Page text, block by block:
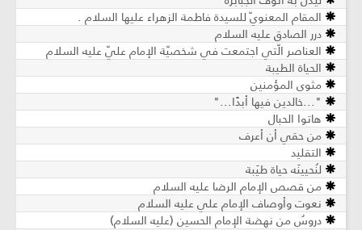
المقام المعنويّ للسيدة فاطمة الزهراء عليها السلام .
درر الصادق عليه السلام
العناصر الّتي اجتمعت في شخصيّة الإمام عليّ عليه السلام
الحياة الطيبة
مثوى المؤمنين
"...خالدين فيها أبدًا..."
هاتوا الحبال
من حقي أن أعرف
التقليد
لنُحيينَه حياة طيَبة
من قصص الإمام الرضا عليه السلام
نعوت وأوصاف الإمام علي عليه السلام
دروسٌ من نهضة الإمام الحسين (عليه السلام)